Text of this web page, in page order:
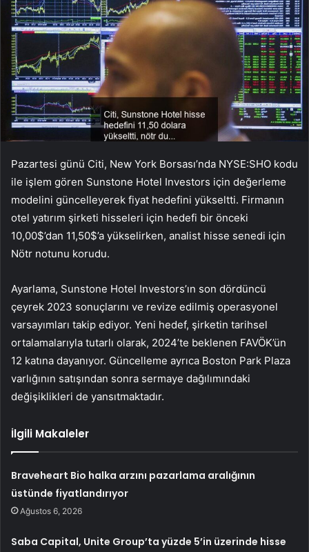
Pazartesi günü Citi, New York Borsası’nda NYSE:SHO kodu
ile işlem gören Sunstone Hotel Investors için değerleme
modelini güncelleyerek fiyat hedefini yükseltti. Firmanın
otel yatırım şirketi hisseleri için hedefi bir önceki
10,00$’dan 11,50$’a yükselirken, analist hisse senedi için
Nötr notunu korudu.
Ayarlama, Sunstone Hotel Investors’ın son dördüncü
çeyrek 2023 sonuçlarını ve revize edilmiş operasyonel
varsayımları takip ediyor. Yeni hedef, şirketin tarihsel
ortalamalarıyla tutarlı olarak, 2024’te beklenen FAVÖK’ün
12 katına dayanıyor. Güncelleme ayrıca Boston Park Plaza
varlığının satışından sonra sermaye dağılımındaki
değişiklikleri de yansıtmaktadır.
İlgili Makaleler
Braveheart Bio halka arzını pazarlama aralığının
üstünde fiyatlandırıyor
Ağustos 6, 2026
Saba Capital, Unite Group’ta yüzde 5’in üzerinde hisse